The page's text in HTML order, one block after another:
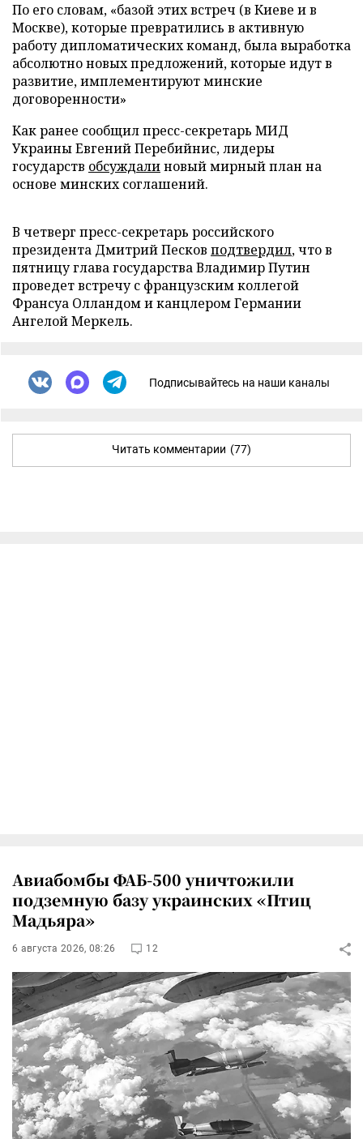
По его словам, «базой этих встреч (в Киеве и в
Москве), которые превратились в активную
работу дипломатических команд, была выработка
абсолютно новых предложений, которые идут в
развитие, имплементируют минские
договоренности»
Как ранее сообщилпресс-секретарь МИД
Украины Евгений Перебийнис, лидеры
государств обсуждалиновый мирный план на
основе минских соглашений.
В четверг пресс-секретарь российского
президента Дмитрий Песков подтвердил, что в
пятницу глава государства Владимир Путин
проведет встречу с французским коллегой
Франсуа Олландом и канцлером Германии
Ангелой Меркель.
Подписывайтесь на наши каналы
Читать комментарии (77)
Авиабомбы ФАБ-500 уничтожили
подземную базу украинских «Птиц
Мадьяра»
6 августа 2026, 08:26 12